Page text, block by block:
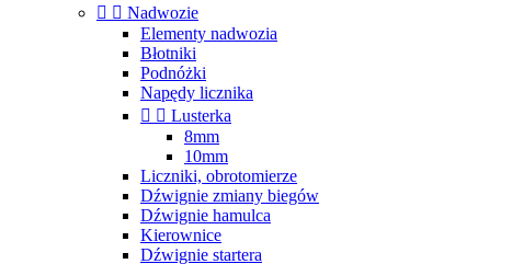
  Nadwozie
Elementy nadwozia
Błotniki
Podnóżki
Napędy licznika
  Lusterka
8mm
10mm
Liczniki, obrotomierze
Dźwignie zmiany biegów
Dźwignie hamulca
Kierownice
Dźwignie startera